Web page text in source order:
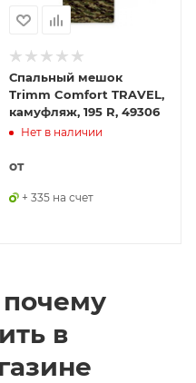
Спальный мешок
Trimm Comfort TRAVEL,
камуфляж, 195 R, 49306
Нет в наличии
от
+ 335 на счет
в